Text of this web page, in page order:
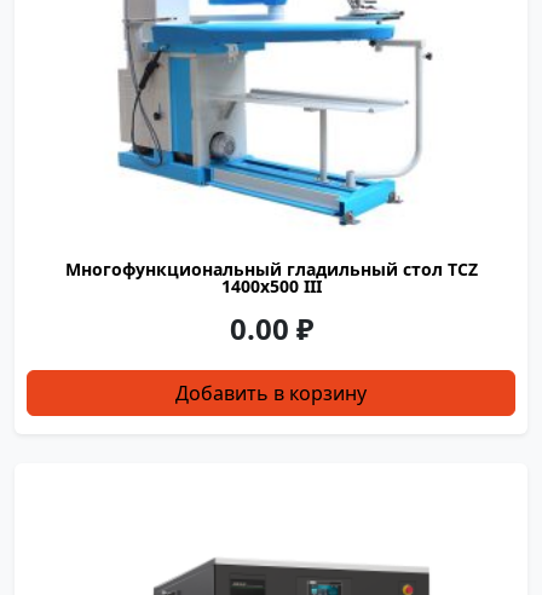
Многофункциональный гладильный стол TCZ
1400х500 III
0.00 ₽
Добавить в корзину